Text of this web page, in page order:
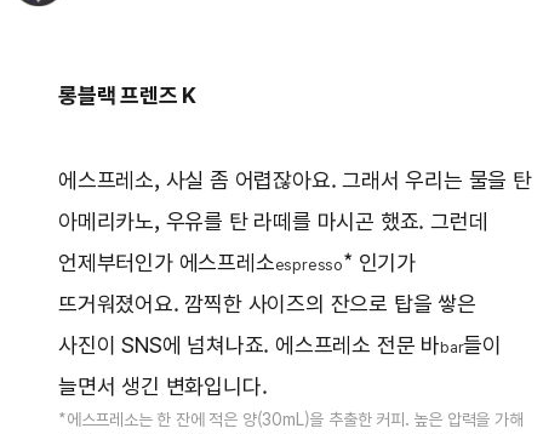
롱블랙 프렌즈 K
에스프레소, 사실 좀 어렵잖아요. 그래서 우리는 물을 탄
아메리카노, 우유를 탄 라떼를 마시곤 했죠. 그런데
언제부터인가 에스프레소espresso* 인기가
뜨거워졌어요. 깜찍한 사이즈의 잔으로 탑을 쌓은
사진이 SNS에 넘쳐나죠. 에스프레소 전문 바bar들이
늘면서 생긴 변화입니다.
*에스프레소는 한 잔에 적은 양(30mL)을 추출한 커피. 높은 압력을 가해